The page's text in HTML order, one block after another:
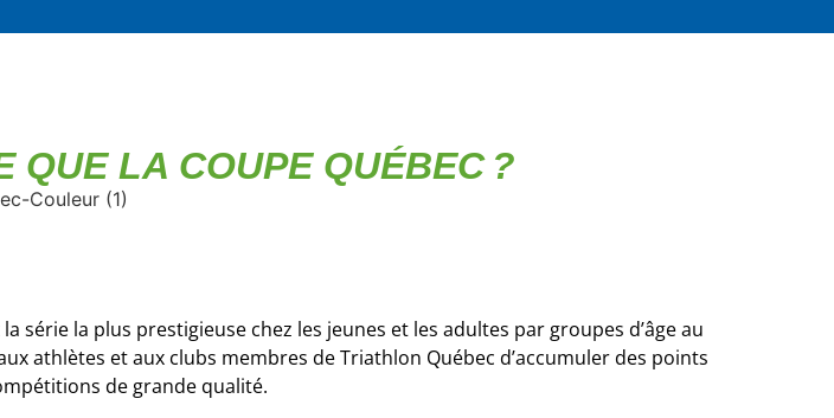
QUE LA COUPE QUÉBEC ?
série la plus prestigieuse chez les jeunes et les adultes par groupes d’âge au
athlètes et aux clubs membres de Triathlon Québec d’accumuler des points
de grande qualité.